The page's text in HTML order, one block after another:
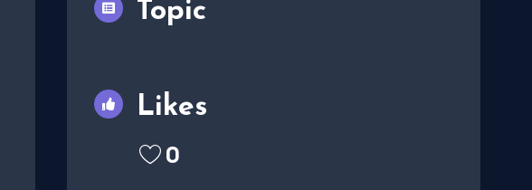
Topic
Likes
0